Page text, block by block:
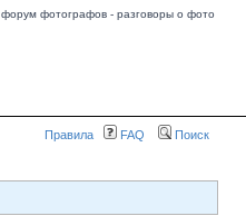
форум фотографов - разговоры о фото
Правила FAQ Поиск